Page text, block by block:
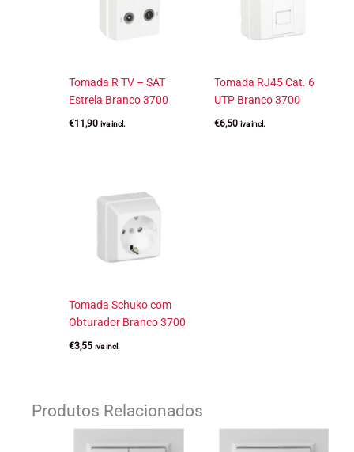
Tomada R TV – SAT
Estrela Branco 3700
€11,90 iva incl.
Tomada RJ45 Cat. 6
UTP Branco 3700
€6,50 iva incl.
Tomada Schuko com
Obturador Branco 3700
€3,55 iva incl.
Produtos Relacionados